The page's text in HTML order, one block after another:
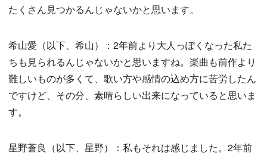
たくさん見つかるんじゃないかと思います。
希山愛（以下、希山）：2年前より大人っぽくなった私た
ちも見られるんじゃないかと思いますね。楽曲も前作より
難しいものが多くて、歌い方や感情の込め方に苦労したん
ですけど、その分、素晴らしい出来になっていると思いま
す。
星野蒼良（以下、星野）：私もそれは感じました。2年前